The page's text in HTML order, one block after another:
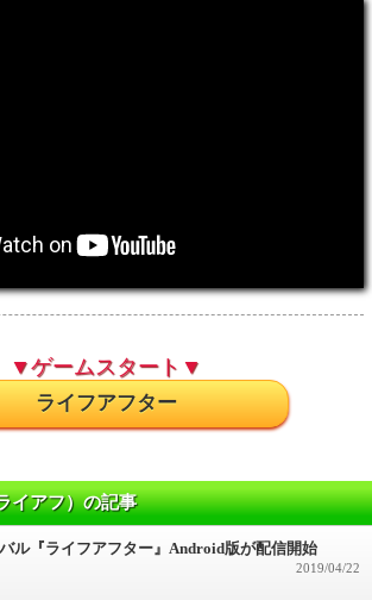
▼ゲームスタート▼
ライフアフター
イアフ）の記事
ル『ライフアフター』Android版が配信開始
2019/04/22